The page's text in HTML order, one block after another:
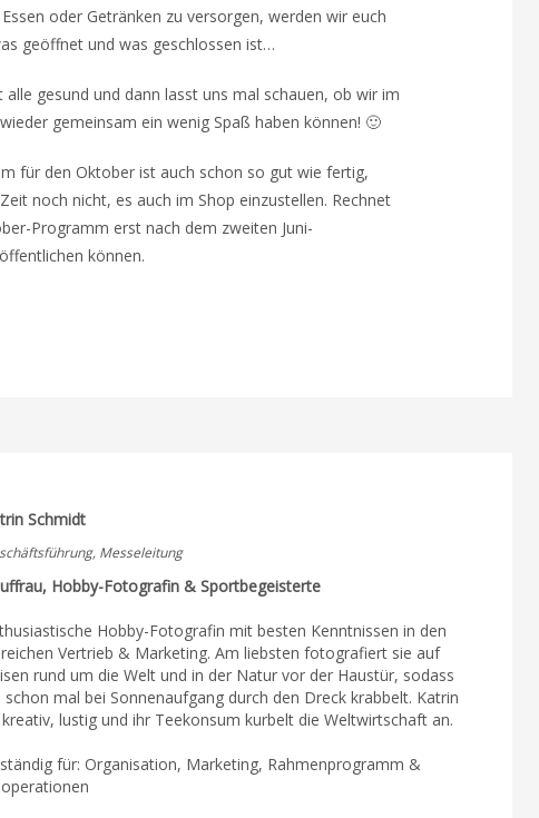
oder Getränken zu versorgen, werden wir euch
geöffnet und was geschlossen ist…
gesund und dann lasst uns mal schauen, ob wir im
gemeinsam ein wenig Spaß haben können! 🙂
für den Oktober ist auch schon so gut wie fertig,
noch nicht, es auch im Shop einzustellen. Rechnet
Programm erst nach dem zweiten Juni-
können.
Schmidt
Messeleitung
Hobby-Fotografin & Sportbegeisterte
Hobby-Fotografin mit besten Kenntnissen in den
Vertrieb & Marketing. Am liebsten fotografiert sie auf
rund um die Welt und in der Natur vor der Haustür, sodass
schon mal bei Sonnenaufgang durch den Dreck krabbelt. Katrin
lustig und ihr Teekonsum kurbelt die Weltwirtschaft an.
für: Organisation, Marketing, Rahmenprogramm &